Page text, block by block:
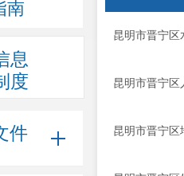
南
息
度
件
昆明市晋宁
昆明市晋宁
昆明市晋宁